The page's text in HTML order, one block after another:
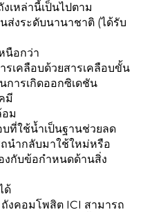
เหล่านี้เป็นไปตาม
งระดับนานาชาติ (ได้รับ
นือกว่า
เคลือบด้วยสารเคลือบขั้น
ารเกิดออกซิเดชัน
มี
ม
ที่ใช้น้ำเป็นฐานช่วยลด
นำกลับมาใช้ใหม่หรือ
งกับข้อกำหนดด้านสิ่ง
ด้
งคอมโพสิต ICI สามารถ